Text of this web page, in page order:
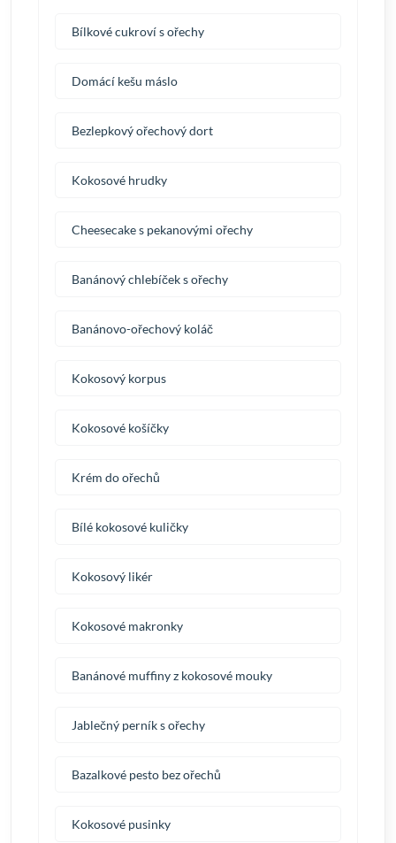
Bílkové cukroví s ořechy
Domácí kešu máslo
Bezlepkový ořechový dort
Kokosové hrudky
Cheesecake s pekanovými ořechy
Banánový chlebíček s ořechy
Banánovo-ořechový koláč
Kokosový korpus
Kokosové košíčky
Krém do ořechů
Bílé kokosové kuličky
Kokosový likér
Kokosové makronky
Banánové muffiny z kokosové mouky
Jablečný perník s ořechy
Bazalkové pesto bez ořechů
Kokosové pusinky